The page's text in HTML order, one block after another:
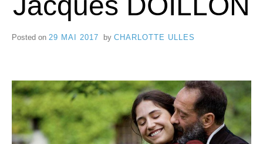
P
8
d
C
a
n
Posted on 29 MAI 2017 by CHARLOTTE ULLES